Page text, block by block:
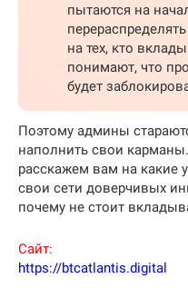
пытаются на
на тех, кто
понимают, что
будет
Поэтому админы
наполнить свои
расскажем вам на какие
свои сети доверчивых
почему не стоит
Сайт:
https://btcatlantis.digital